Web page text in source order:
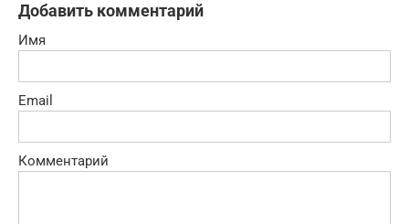
Добавить комментарий
Имя
Email
Комментарий